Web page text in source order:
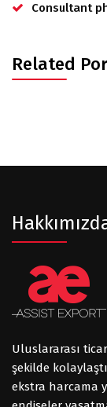
Consultant
Related
Uluslararası
şekilde
ekstra harcama